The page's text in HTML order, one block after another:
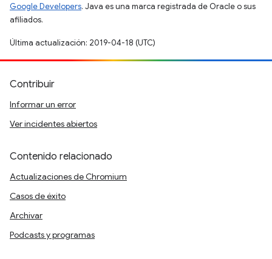
Google Developers. Java es una marca registrada de Oracle o sus
afiliados.
Última actualización: 2019-04-18 (UTC)
Contribuir
Informar un error
Ver incidentes abiertos
Contenido relacionado
Actualizaciones de Chromium
Casos de éxito
Archivar
Podcasts y programas